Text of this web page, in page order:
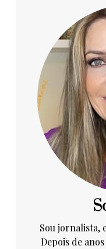
Sou jornalista,
Depois de